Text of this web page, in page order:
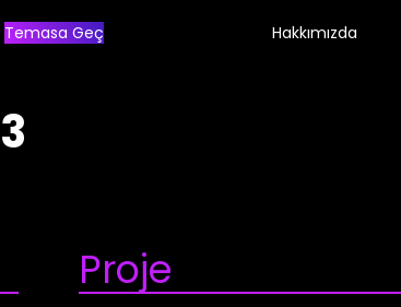
Temasa Geç Hakkımızda
Proje